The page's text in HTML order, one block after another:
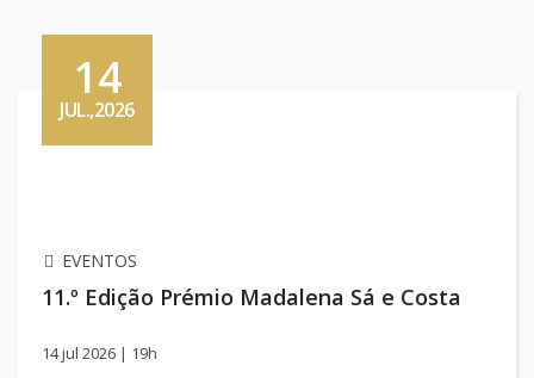
14
JUL.,2026
EVENTOS
11.º Edição Prémio Madalena Sá e Costa
14 jul 2026 | 19h